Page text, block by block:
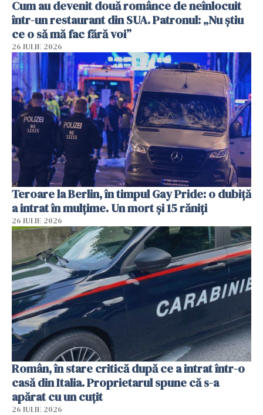
Cum au devenit două românce de neînlocuit
într-un restaurant din SUA. Patronul: „Nu știu
ce o să mă fac fără voi”
26 IULIE 2026
Teroare la Berlin, în timpul Gay Pride: o dubiță
a intrat în mulțime. Un mort și 15 răniți
26 IULIE 2026
Român, în stare critică după ce a intrat într-o
casă din Italia. Proprietarul spune că s-a
apărat cu un cuțit
26 IULIE 2026